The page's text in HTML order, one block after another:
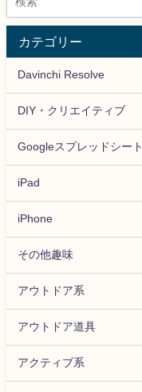
カテゴリー
Davinchi Resolve
DIY・クリエイティブ
Googleスプレッドシート
iPad
iPhone
その他趣味
アウトドア系
アウトドア道具
アクティブ系